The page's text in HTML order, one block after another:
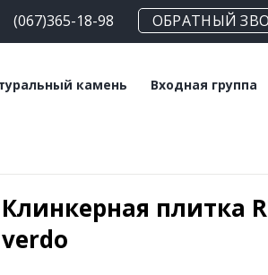
(067)365-18-98 ОБРАТНЫЙ
окна
камень Входная группа
Клинкерные
Клинкерная плитка
verdo